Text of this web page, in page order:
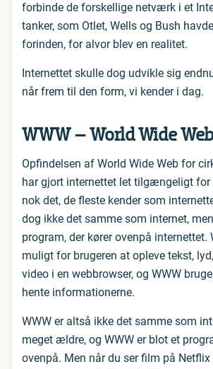
forbinde de forskellige netværk i et
tanker, som Otlet, Wells og Bush
forinden, for alvor blev en realitet.
Internettet skulle dog udvikle sig
når frem til den form, vi kender i dag.
WWW – World Wide
Opfindelsen af World Wide Web for
har gjort internettet let tilgængeligt for
nok det, de fleste kender som
dog ikke det samme som internet,
program, der kører ovenpå internettet.
muligt for brugeren at opleve tekst,
video i en webbrowser, og WWW
hente informationerne.
WWW er altså ikke det samme som
meget ældre, og WWW er blot et
ovenpå. Men når du ser film på Netflix